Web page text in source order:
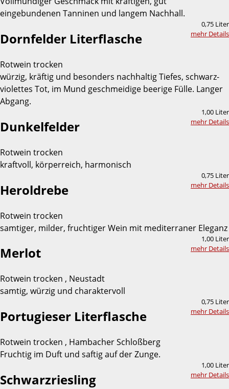
eingebundenen Tanninen und langem Nachhall.
0,75 Liter
mehr Details
Dornfelder Literflasche
Rotwein trocken
würzig, kräftig und besonders nachhaltig Tiefes, schwarz-
violettes Tot, im Mund geschmeidige beerige Fülle. Langer
Abgang.
1,00 Liter
mehr Details
Dunkelfelder
Rotwein trocken
kraftvoll, körperreich, harmonisch
0,75 Liter
mehr Details
Heroldrebe
Rotwein trocken
samtiger, milder, fruchtiger Wein mit mediterraner Eleganz
1,00 Liter
mehr Details
Merlot
Rotwein trocken , Neustadt
samtig, würzig und charaktervoll
0,75 Liter
mehr Details
Portugieser Literflasche
Rotwein trocken , Hambacher Schloßberg
Fruchtig im Duft und saftig auf der Zunge.
1,00 Liter
mehr Details
Schwarzriesling